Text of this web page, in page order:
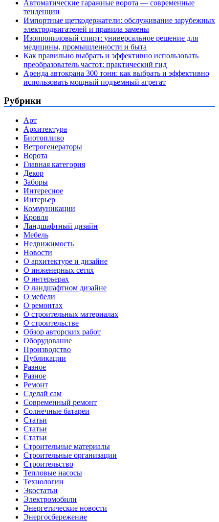
Автоматические гаражные ворота — современные
тенденции
Импортные щеткодержатели: обслуживание зарубежных
электродвигателей и правила замены
Изопропиловый спирт: универсальное решение для
медицины, промышленности и быта
Как правильно выбрать и эффективно использовать
преобразователь частот: практический гид
Аренда автокрана 300 тонн: как выбрать и эффективно
использовать мощный подъемный агрегат
Рубрики
Арт
Архитектура
Биотопливо
Ветрогенераторы
Ворота
Главная категория
Декор
Заборы
Интересное
Интерьер
Коммуникации
Кровля
Ландшафтный дизайн
Мебель
Недвижимость
Новости
О архитектуре и дизайне
О инженерных сетях
О интерьерах
О ландшафтном дизайне
О мебели
О ремонтах
О строительных материалах
О строительстве
Обзор авторских работ
Оборудование
Производство
Публикации
Разное
Разное
Ремонт
Сделай сам
Современный ремонт
Солнечные батареи
Статьи
Статьи
Статьи
Строительные материалы
Строительные организации
Строительство
Тепловые насосы
Технологии
Экостатьи
Электромобили
Энергетические новости
Энергосбережение